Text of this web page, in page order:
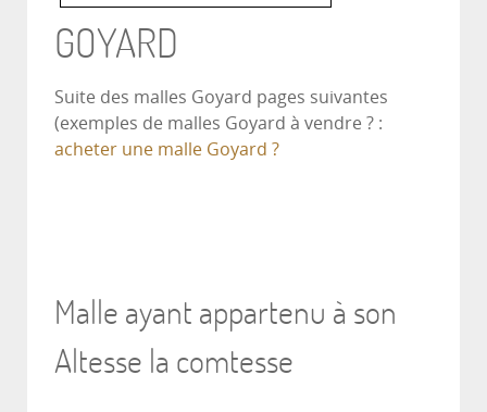
GOYARD
Suite des malles Goyard pages suivantes
(exemples de malles Goyard à vendre ? :
acheter une malle Goyard ?
Malle ayant appartenu à son
Altesse la comtesse